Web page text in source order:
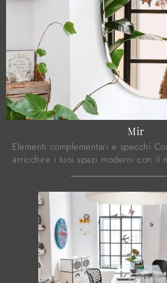
Mir
Elementi complementari e specchi
arricchire i tuoi spazi moderni con il